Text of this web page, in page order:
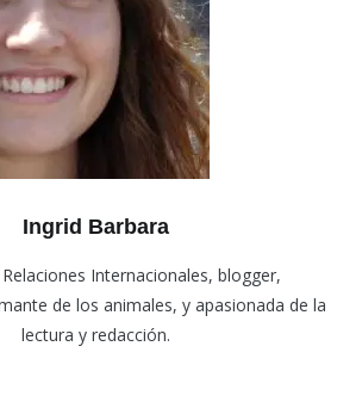
Ingrid Barbara
Internacionales, blogger,
de los animales, y apasionada de la
lectura y redacción.